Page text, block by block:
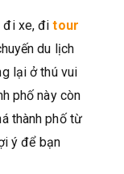
đi xe, đi tour
du lịch
lại ở thú vui
phố này còn
thành phố từ
ý để bạn